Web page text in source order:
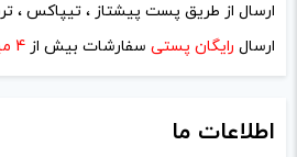
ارسال از طریق پست پیشتاز ، تیپاکس ،
ارسال رایگان پستی سفارشات بیش از 4 میلیون
اطلاعات ما